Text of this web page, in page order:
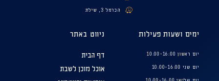
הכרמל 3, שילת
ימים ושעות פעילות
יום ראשון 10:00-16:00
יום שני 10:00-16:00
ניווט באתר
דף הבית
אוכל מוכן לשבת